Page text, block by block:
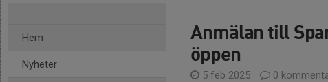
Hem
Nyheter
Anmälan till
öppen
5 feb 2025 0